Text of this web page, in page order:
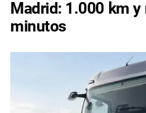
Madrid: 1.000 km y
minutos